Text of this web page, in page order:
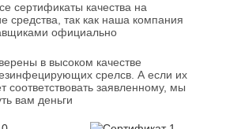
сертификаты качества на
средства, так как наша компания
официально
в высоком качестве
срелсв. А если их
соответствовать заявленному, мы
вам деньги